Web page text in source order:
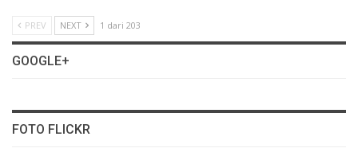
PREV NEXT 1 dari 203
GOOGLE+
FOTO FLICKR